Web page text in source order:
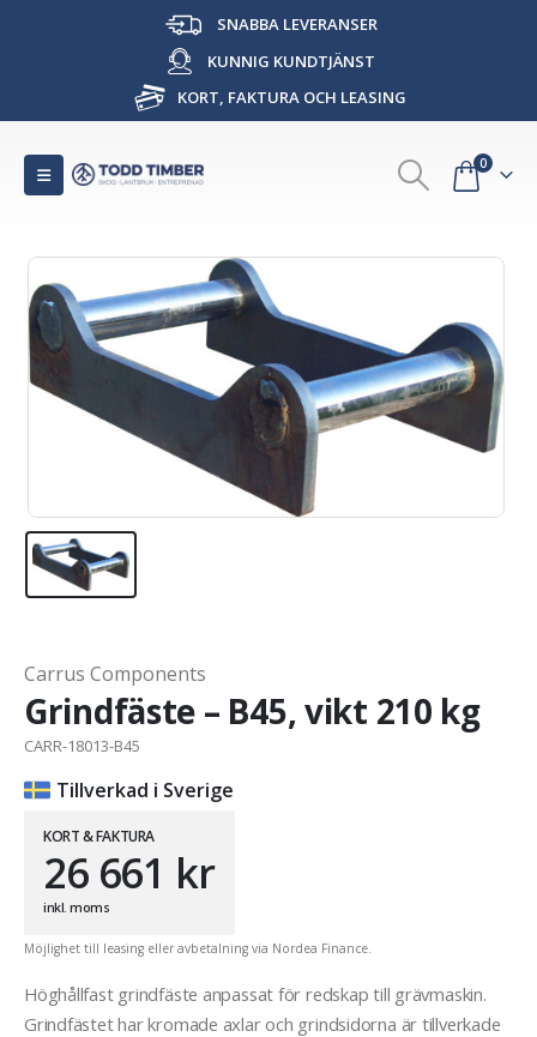
SNABBA LEVERANSER
KUNNIG KUNDTJÄNST
KORT, FAKTURA OCH LEASING
0
Carrus Components
Grindfäste – B45, vikt 210 kg
CARR-18013-B45
Tillverkad i Sverige
KORT & FAKTURA
26 661 kr
inkl. moms
Möjlighet till leasing eller avbetalning via Nordea Finance.
Höghållfast grindfäste anpassat för redskap till grävmaskin.
Grindfästet har kromade axlar och grindsidorna är tillverkade